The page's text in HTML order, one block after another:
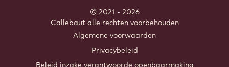
© 2021 - 2026
Callebaut. alle rechten voorbehouden
Algemene voorwaarden
Privacybeleid
Beleid inzake verantwoorde openbaarmaking